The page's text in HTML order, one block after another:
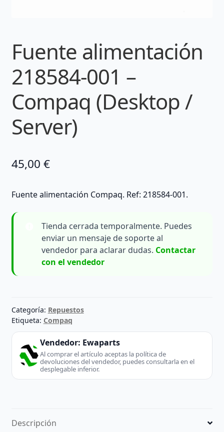
Fuente alimentación
218584-001 –
Compaq (Desktop /
Server)
45,00 €
Fuente alimentación Compaq. Ref: 218584-001.
Tienda cerrada temporalmente. Puedes
enviar un mensaje de soporte al
vendedor para aclarar dudas. Contactar
con el vendedor
Categoría: Repuestos
Etiqueta: Compaq
Vendedor: Ewaparts
Al comprar el artículo aceptas la política de
devoluciones del vendedor, puedes consultarla en el
desplegable inferior.
Descripción